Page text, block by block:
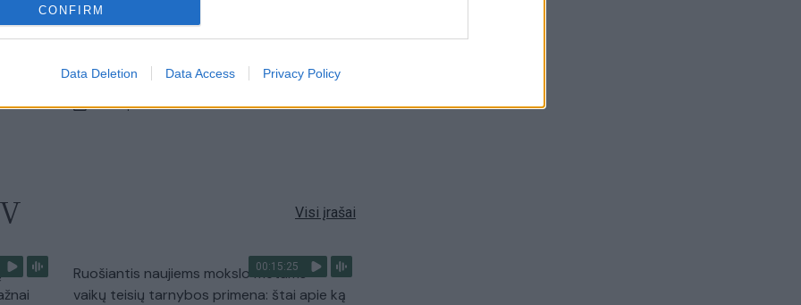
CONFIRM
Data Deletion Data Access Privacy Policy
Nyderlanduose apgynė čempionų vardą
Žinios | Lietuvos diena
Visi įrašai
00:15:25
Ruošiantis naujiems mokslo metams –
vaikų teisių tarnybos primena: štai apie ką